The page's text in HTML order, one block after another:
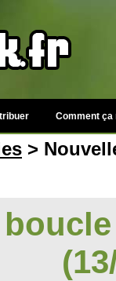
Comment ça
>